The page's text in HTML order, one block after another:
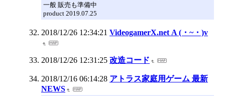
一般 販売も準備中
product 2019.07.25
2018/12/26 12:34:21 VideogamerX.net Α (・~・)v
2018/12/26 12:31:25 改造コード
2018/12/16 06:14:28 アトラス家庭用ゲーム 最新
NEWS